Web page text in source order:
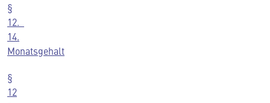
§
12.
14.
Monatsgehalt
§
12